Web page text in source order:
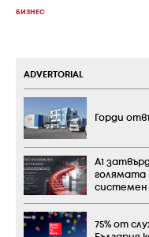
БИЗНЕС
ADVERTORIAL
Горди
А1
голямата
75% от